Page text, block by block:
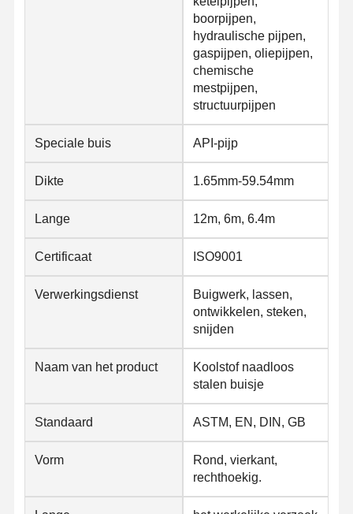
Koperstrookjes en koperen staven
Loodbalken en -platen
boorpijpen,
hydraulische pijpen,
gaspijpen, oliepijpen,
chemische
mestpijpen,
structuurpijpen
Speciale buis API-pijp
Dikte 1.65mm-59.54mm
Lange 12m, 6m, 6.4m
Certificaat ISO9001
Verwerkingsdienst
Buigwerk, lassen,
ontwikkelen, steken,
snijden
Naam van het product
Koolstof naadloos
stalen buisje
Standaard ASTM, EN, DIN, GB
Vorm
Rond, vierkant,
rechthoekig.